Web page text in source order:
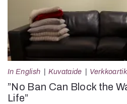
In English Kuvataide
”No Ban Can Block the
Life”